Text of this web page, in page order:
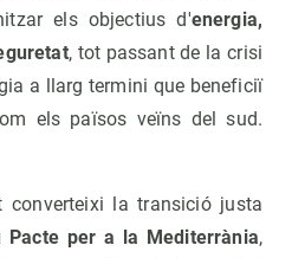
els objectius d'energia,
, tot passant de la crisi
a llarg termini que beneficiï
els països veïns del sud.
converteixi la transició justa
Pacte per a la Mediterrània,